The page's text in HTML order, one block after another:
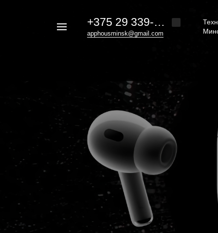
+375 29 339-20-30
apphousminsk@gmail.com